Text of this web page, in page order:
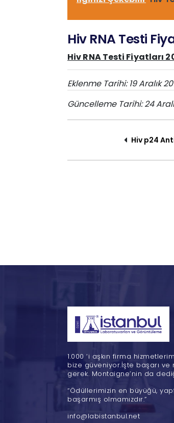
Hiv RNA Testi
Hiv RNA Testi Fiyatları
Eklenme Tarihi: 19 Aralık
Güncelleme Tarihi: 24
Hiv p24
1.000 ‘i aşkın firma
bize güveniyor.İşte başarı
gerek. Montaigne’nin da
“Ödüllerimizin en büyüğü,
başarmış olmamızdır.”
info@labistanbul.net